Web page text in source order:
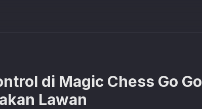
di Magic Chess Go Go
Lawan